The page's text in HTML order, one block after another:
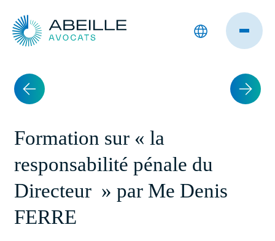
Formation sur « la
responsabilité pénale du
Directeur » par Me Denis
FERRE